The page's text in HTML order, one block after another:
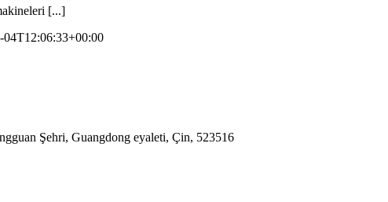
[...]
04T12:06:33+00:00
Şehri, Guangdong eyaleti, Çin, 523516